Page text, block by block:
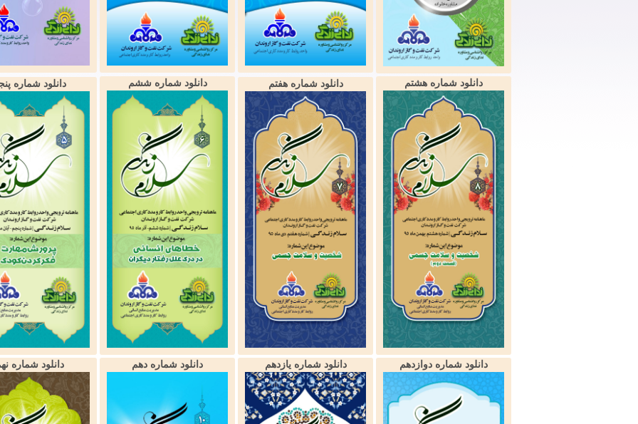
دانلود شماره دانلود شماره ششم دانلود شماره هفتم دانلود شماره هشتم
دانلود شماره دانلود شماره دهم دانلود شماره یازدهم دانلود شماره دوازدهم